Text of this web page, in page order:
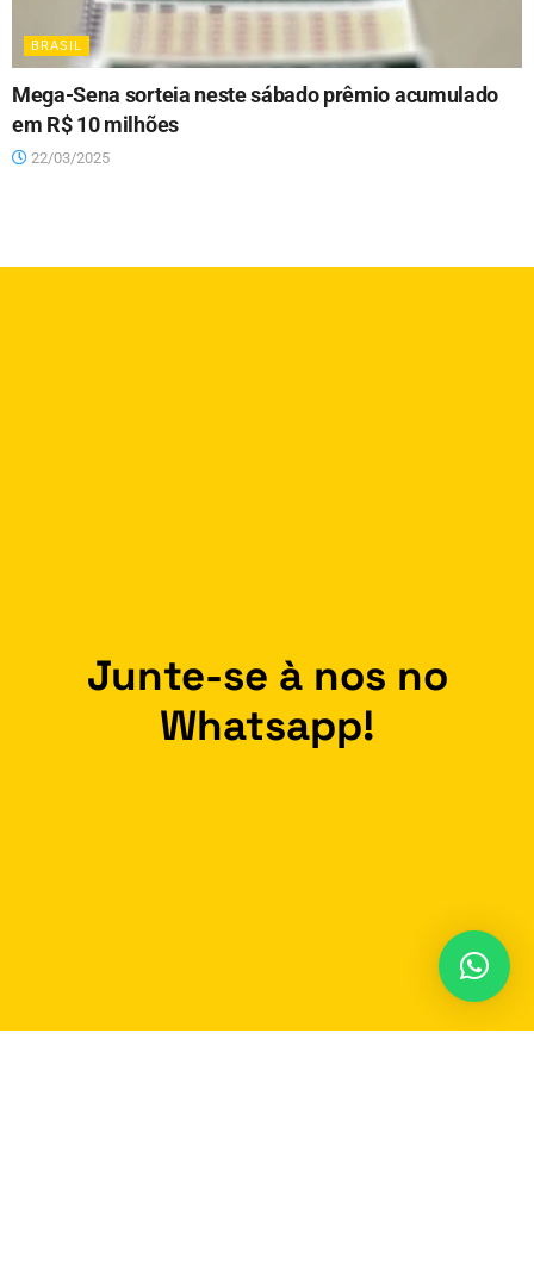
BRASIL
Mega-Sena sorteia neste sábado prêmio acumulado
em R$ 10 milhões
22/03/2025
Junte-se à nos no
Whatsapp!